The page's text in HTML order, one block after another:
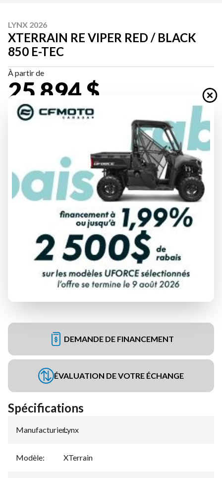
LYNX 2026
XTERRAIN RE VIPER RED / BLACK
850 E-TEC
À partir de
25 894 $
Tous frais inclus
CALCULATRICE DE PAIEMENT
DEMANDE DE FINANCEMENT
ÉVALUATION DE VOTRE ÉCHANGE
Spécifications
Manufacturier:
Lynx
Modèle: XTerrain